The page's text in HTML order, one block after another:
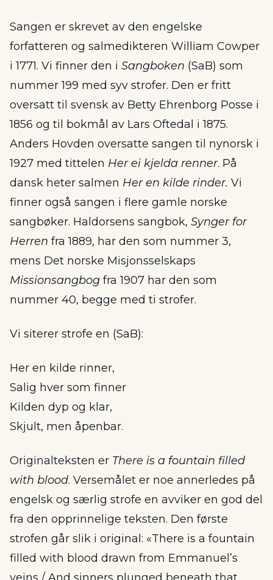
Sangen er skrevet av den engelske
forfatteren og salmedikteren William Cowper
i 1771. Vi finner den i Sangboken (SaB) som
nummer 199 med syv strofer. Den er fritt
oversatt til svensk av Betty Ehrenborg Posse i
1856 og til bokmål av Lars Oftedal i 1875.
Anders Hovden oversatte sangen til nynorsk i
1927 med tittelen Her ei kjelda renner. På
dansk heter salmen Her en kilde rinder. Vi
finner også sangen i flere gamle norske
sangbøker. Haldorsens sangbok, Synger for
Herren fra 1889, har den som nummer 3,
mens Det norske Misjonsselskaps
Missionsangbog fra 1907 har den som
nummer 40, begge med ti strofer.
Vi siterer strofe en (SaB):
Her en kilde rinner,
Salig hver som finner
Kilden dyp og klar,
Skjult, men åpenbar.
Originalteksten er There is a fountain filled
with blood. Versemålet er noe annerledes på
engelsk og særlig strofe en avviker en god del
fra den opprinnelige teksten. Den første
strofen går slik i original: «There is a fountain
filled with blood drawn from Emmanuel’s